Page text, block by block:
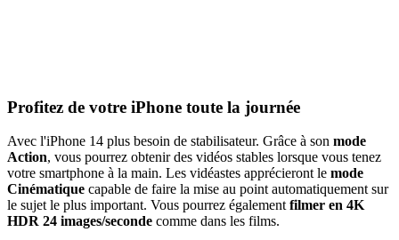
Profitez de votre iPhone toute la journée
Avec l'iPhone 14 plus besoin de stabilisateur. Grâce à son mode
Action, vous pourrez obtenir des vidéos stables lorsque vous tenez
votre smartphone à la main. Les vidéastes apprécieront le mode
Cinématique capable de faire la mise au point automatiquement sur
le sujet le plus important. Vous pourrez également filmer en 4K
HDR 24 images/seconde comme dans les films.